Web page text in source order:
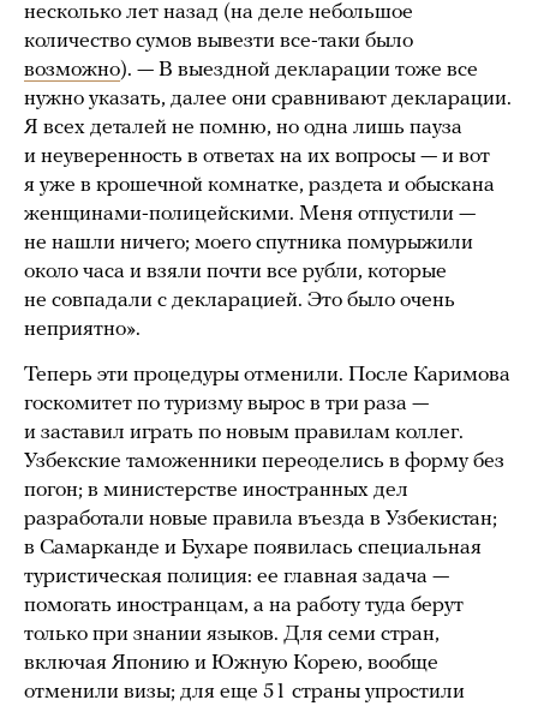
несколько лет назад (на деле небольшое
количество сумов вывезти все-таки было
возможно). — В выездной декларации тоже все
нужно указать, далее они сравнивают декларации.
Я всех деталей не помню, но одна лишь пауза
и неуверенность в ответах на их вопросы — и вот
я уже в крошечной комнатке, раздета и обыскана
женщинами-полицейскими. Меня отпустили —
не нашли ничего; моего спутника помурыжили
около часа и взяли почти все рубли, которые
не совпадали с декларацией. Это было очень
неприятно».
Теперь эти процедуры отменили. После Каримова
госкомитет по туризму вырос в три раза —
и заставил играть по новым правилам коллег.
Узбекские таможенники переоделись в форму без
погон; в министерстве иностранных дел
разработали новые правила въезда в Узбекистан;
в Самарканде и Бухаре появилась специальная
туристическая полиция: ее главная задача —
помогать иностранцам, а на работу туда берут
только при знании языков. Для семи стран,
включая Японию и Южную Корею, вообще
отменили визы; для еще 51 страны упростили